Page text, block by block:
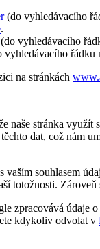
(do vyhledávacího
.
(do vyhledávacího
vyhledávacího řádku
na stránkách
stránka využít
dat, což nám
souhlasem
totožnosti. Zároveň
údaje o
kdykoliv odvolat v